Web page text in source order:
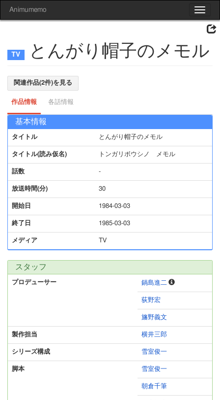
Toggle
Animumemo
とんがり帽子のメモル
関連作品(2件)を見る
作品情報 各話情報
基本情報
タイトル とんがり帽子のメモル
タイトル(読み仮名) トンガリボウシノ メモル
話数 -
放送時間(分) 30
開始日 1984-03-03
終了日 1985-03-03
メディア TV
スタッフ
プロデューサー 鍋島進二
荻野宏
旛野義文
製作担当 横井三郎
シリーズ構成 雪室俊一
脚本 雪室俊一
朝倉千筆